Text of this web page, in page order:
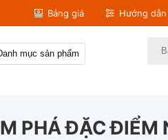
Bảng giá Hướng
mục sản phẩm
kiếm:
PHÁ ĐẶC ĐIỂM